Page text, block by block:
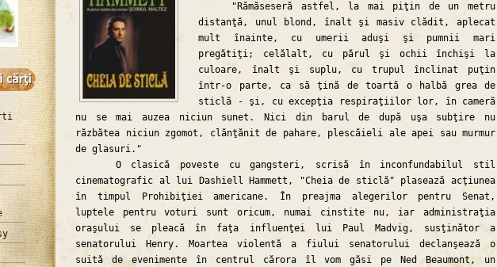
"Rămăseseră astfel, la mai piţin de un metru
distanţă, unul blond, înalt şi masiv clădit, aplecat
mult înainte, cu umerii aduşi şi pumnii mari
pregătiţi; celălalt, cu părul şi ochii închişi la
culoare, înalt şi suplu, cu trupul înclinat puţin
într-o parte, ca să ţină de toartă o halbă grea de
sticlă - şi, cu excepţia respiraţiilor lor, în cameră
nu se mai auzea niciun sunet. Nici din barul de după uşa subţire nu
răzbătea niciun zgomot, clănţănit de pahare, plescăieli ale apei sau murmur
de glasuri."
O clasică poveste cu gangsteri, scrisă în inconfundabilul stil
cinematografic al lui Dashiell Hammett, "Cheia de sticlă" plasează acţiunea
în timpul Prohibiţiei americane. În preajma alegerilor pentru Senat,
luptele pentru voturi sunt oricum, numai cinstite nu, iar administraţia
oraşului se pleacă în faţa influenţei lui Paul Madvig, susţinător a
senatorului Henry. Moartea violentă a fiului senatorului declanşează o
suită de evenimente în centrul cărora îl vom găsi pe Ned Beaumont, un